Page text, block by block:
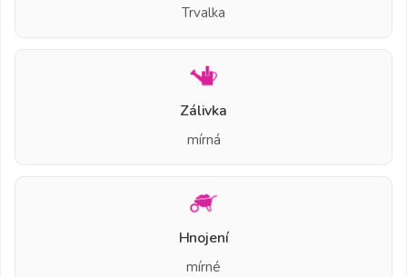
Trvalka
Zálivka
mírná
Hnojení
mírné